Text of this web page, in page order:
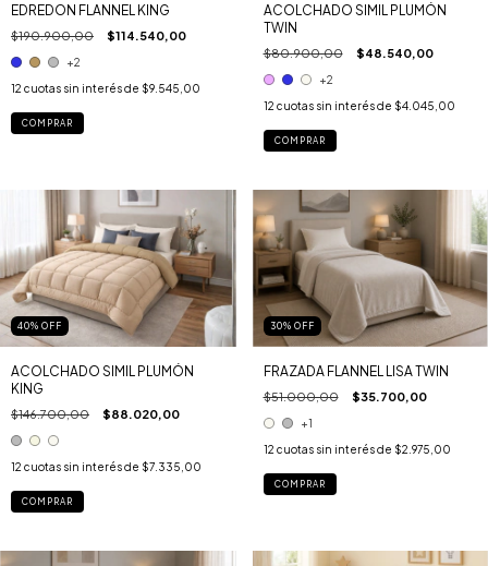
EDREDON FLANNEL KING
$190.900,00 $114.540,00
+2
12 cuotas sin interés de $9.545,00
COMPRAR
ACOLCHADO SIMIL PLUMÓN
TWIN
$80.900,00 $48.540,00
+2
12 cuotas sin interés de $4.045,00
COMPRAR
40% OFF
ACOLCHADO SIMIL PLUMÓN
KING
$146.700,00 $88.020,00
12 cuotas sin interés de $7.335,00
COMPRAR
30% OFF
FRAZADA FLANNEL LISA TWIN
$51.000,00 $35.700,00
+1
12 cuotas sin interés de $2.975,00
COMPRAR